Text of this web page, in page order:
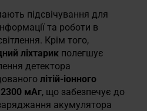
підсвічування для
та роботи в
Крім того,
ліхтарик полегшує
детектора
літій-іонного
мАг, що забезпечує до
акумулятора